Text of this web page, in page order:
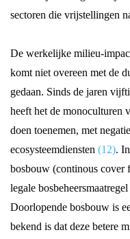
sectoren die vrijstellingen
De werkelijke milieu-
komt niet overeen met de
gedaan. Sinds de jaren
heeft het de monoculturen
doen toenemen, met
ecosysteemdiensten (12).
bosbouw (continous cover
legale
Doorlopende bosbouw is
bekend is dat deze betere